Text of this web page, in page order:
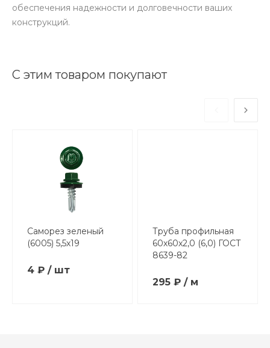
обеспечения надежности и долговечности ваших
конструкций.
С этим товаром покупают
Саморез зеленый
(6005) 5,5х19
4 ₽ / шт
Труба профильная
60х60х2,0 (6,0) ГОСТ
8639-82
295 ₽ / м